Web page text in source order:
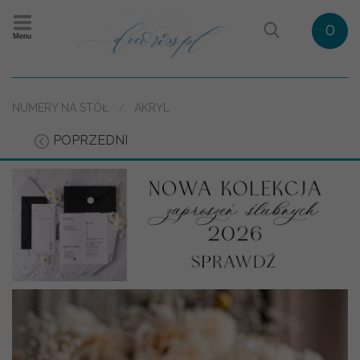
Menu 0
NUMERY NA STÓŁ AKRYL
POPRZEDNI